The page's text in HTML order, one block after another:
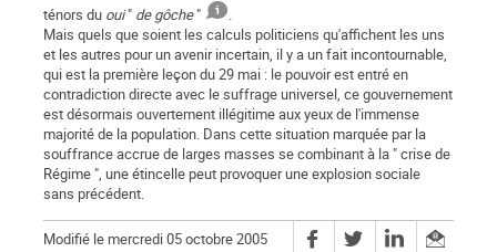
ténors du oui" de gôche"
.
Mais quels que soient les calculs politiciens qu'affichent les uns
et les autres pour un avenir incertain, il y a un fait incontournable,
qui est la première leçon du 29 mai : le pouvoir est entré en
contradiction directe avec le suffrage universel, ce gouvernement
est désormais ouvertement illégitime aux yeux de l'immense
majorité de la population. Dans cette situation marquée par la
souffrance accrue de larges masses se combinant à la " crise de
Régime ", une étincelle peut provoquer une explosion sociale
sans précédent.
Modifié le mercredi 05 octobre 2005